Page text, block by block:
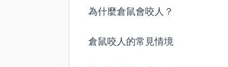
為什麼倉鼠會咬人？
倉鼠咬人的常見情境